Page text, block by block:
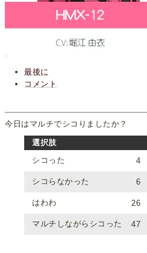
最後に
コメント
今日はマルチでシコりましたか？
選択肢
シコった
4
シコらなかった 6
はわわ 26
マルチしながらシコった 47